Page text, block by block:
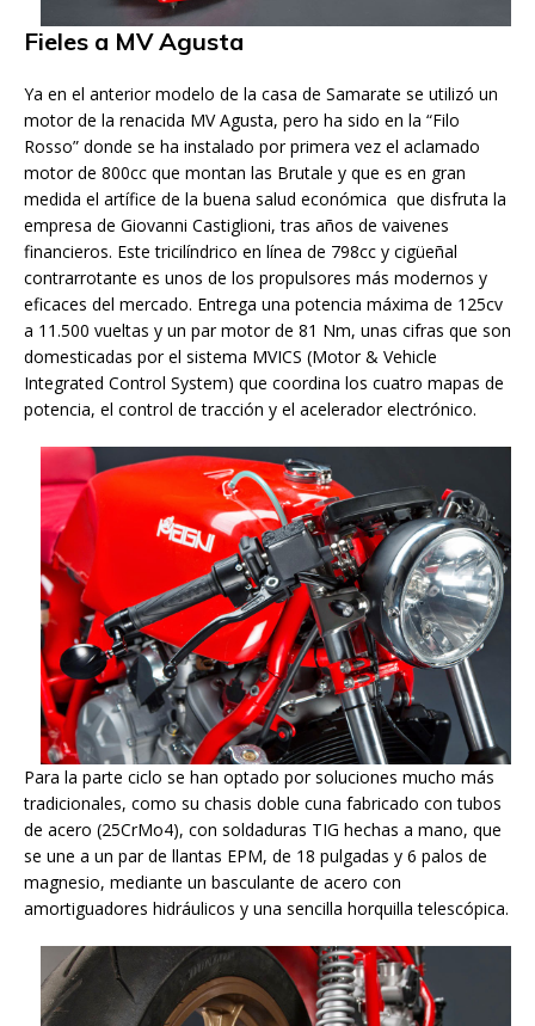
Fieles a MV Agusta
Ya en el anterior modelo de la casa de Samarate se utilizó un
motor de la renacida MV Agusta, pero ha sido en la “Filo
Rosso” donde se ha instalado por primera vez el aclamado
motor de 800cc que montan las Brutale y que es en gran
medida el artífice de la buena salud económica que disfruta la
empresa de Giovanni Castiglioni, tras años de vaivenes
financieros. Este tricilíndrico en línea de 798cc y cigüeñal
contrarrotante es unos de los propulsores más modernos y
eficaces del mercado. Entrega una potencia máxima de 125cv
a 11.500 vueltas y un par motor de 81 Nm, unas cifras que son
domesticadas por el sistema MVICS (Motor & Vehicle
Integrated Control System) que coordina los cuatro mapas de
potencia, el control de tracción y el acelerador electrónico.
Para la parte ciclo se han optado por soluciones mucho más
tradicionales, como su chasis doble cuna fabricado con tubos
de acero (25CrMo4), con soldaduras TIG hechas a mano, que
se une a un par de llantas EPM, de 18 pulgadas y 6 palos de
magnesio, mediante un basculante de acero con
amortiguadores hidráulicos y una sencilla horquilla telescópica.